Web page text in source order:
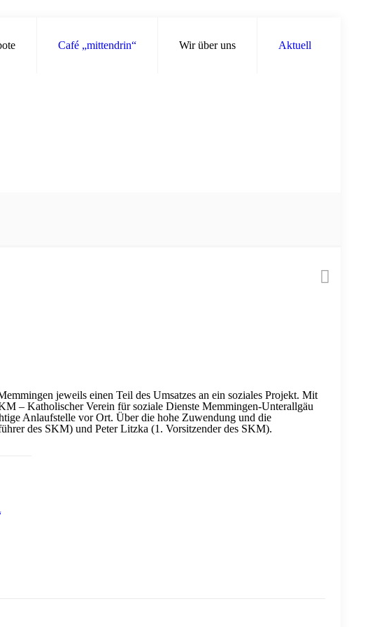
Café „mittendrin“ Wir über uns Aktuell
jeweils einen Teil des Umsatzes an ein soziales Projekt. Mit
– Katholischer Verein für soziale Dienste Memmingen-Unterallgäu
Anlaufstelle vor Ort. Über die hohe Zuwendung und die
des SKM) und Peter Litzka (1. Vorsitzender des SKM).